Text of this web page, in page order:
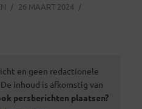
26 MAART 2024
en geen redactionele
inhoud is afkomstig van
persberichten plaatsen?